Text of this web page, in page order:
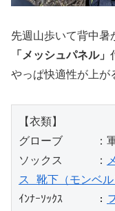
先週山歩いて背中暑
「メッシュパネル」
やっぱ快適性が上が
【衣類】
グローブ　　　：
ソックス　　　：
ス 靴下（モンベル
ｲﾝﾅｰｿｯｸｽ　　　：